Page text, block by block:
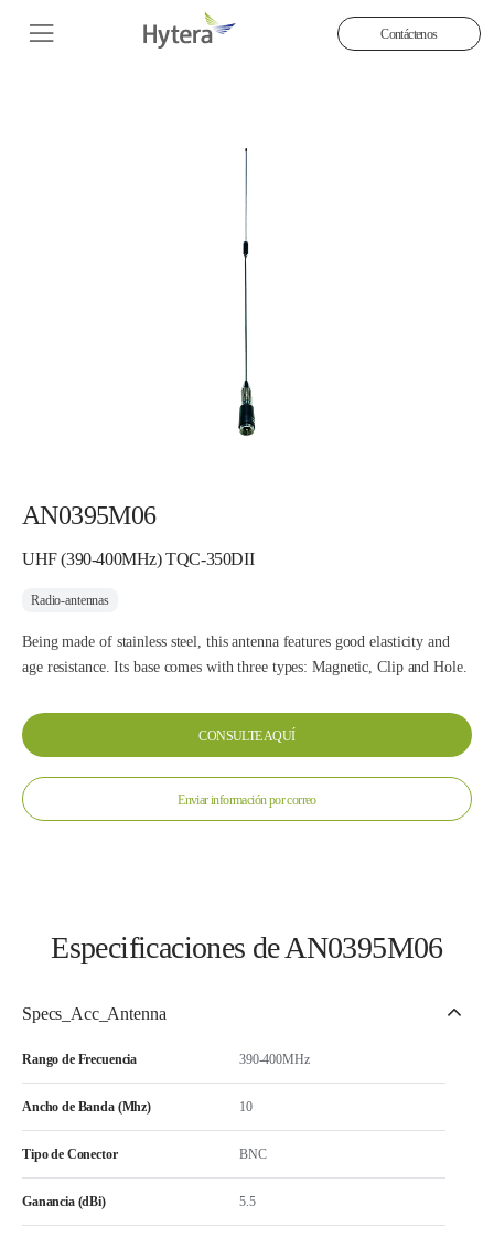
Contáctenos
AN0395M06
UHF (390-400MHz) TQC-350DII
Radio-antennas
Being made of stainless steel, this antenna features good elasticity and
age resistance. Its base comes with three types: Magnetic, Clip and Hole.
CONSULTE AQUÍ
Enviar información por correo
Especificaciones de AN0395M06
Specs_Acc_Antenna
Rango de Frecuencia 390-400MHz
Ancho de Banda (Mhz) 10
Tipo de Conector BNC
Ganancia (dBi) 5.5